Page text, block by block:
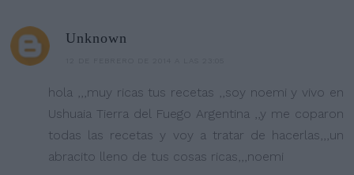
Unknown
hola ,,,muy ricas tus recetas ,,soy noemi y vivo en
Ushuaia Tierra del Fuego Argentina ,,y me coparon
todas las recetas y voy a tratar de hacerlas,,,un
abracito lleno de tus cosas ricas,,,noemi